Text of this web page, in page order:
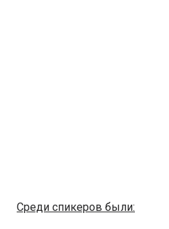
Среди спикеров были: